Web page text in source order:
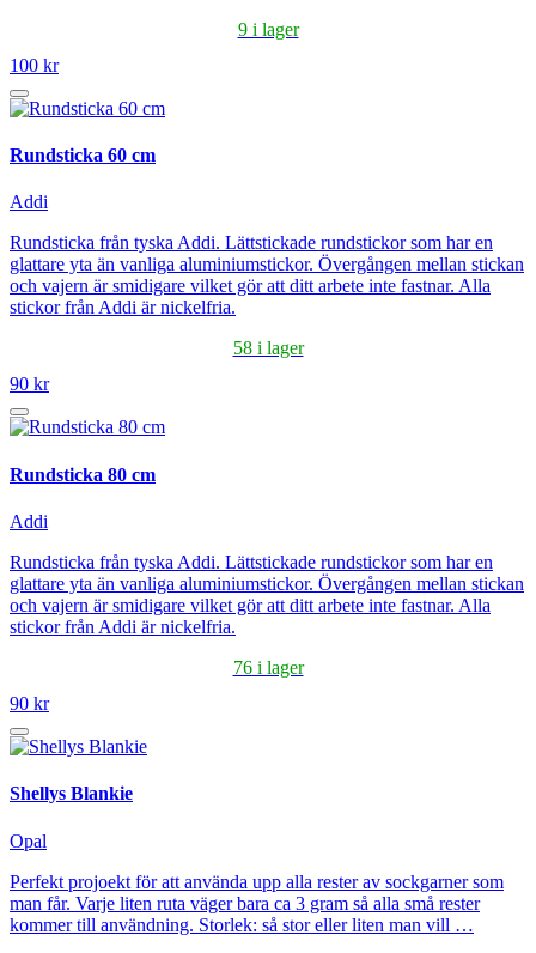
9 i lager
100 kr
Rundsticka 60 cm
Addi
Rundsticka från tyska Addi. Lättstickade rundstickor som har en
glattare yta än vanliga aluminiumstickor. Övergången mellan stickan
och vajern är smidigare vilket gör att ditt arbete inte fastnar. Alla
stickor från Addi är nickelfria.
58 i lager
90 kr
Rundsticka 80 cm
Addi
Rundsticka från tyska Addi. Lättstickade rundstickor som har en
glattare yta än vanliga aluminiumstickor. Övergången mellan stickan
och vajern är smidigare vilket gör att ditt arbete inte fastnar. Alla
stickor från Addi är nickelfria.
76 i lager
90 kr
Shellys Blankie
Opal
Perfekt projoekt för att använda upp alla rester av sockgarner som
man får. Varje liten ruta väger bara ca 3 gram så alla små rester
kommer till användning. Storlek: så stor eller liten man vill …